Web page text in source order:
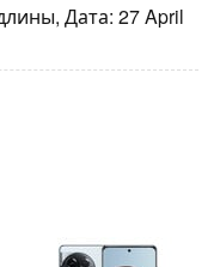
Дата: 27 April